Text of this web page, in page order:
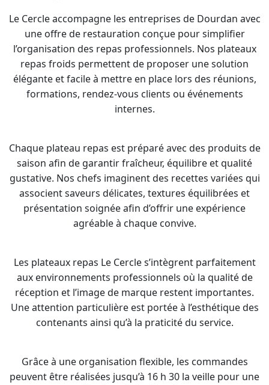
Le Cercle accompagne les entreprises de Dourdan avec
une offre de restauration conçue pour simplifier
l’organisation des repas professionnels. Nos plateaux
repas froids permettent de proposer une solution
élégante et facile à mettre en place lors des réunions,
formations, rendez-vous clients ou événements
internes.
Chaque plateau repas est préparé avec des produits de
saison afin de garantir fraîcheur, équilibre et qualité
gustative. Nos chefs imaginent des recettes variées qui
associent saveurs délicates, textures équilibrées et
présentation soignée afin d’offrir une expérience
agréable à chaque convive.
Les plateaux repas Le Cercle s’intègrent parfaitement
aux environnements professionnels où la qualité de
réception et l’image de marque restent importantes.
Une attention particulière est portée à l’esthétique des
contenants ainsi qu’à la praticité du service.
Grâce à une organisation flexible, les commandes
peuvent être réalisées jusqu’à 16 h 30 la veille pour une